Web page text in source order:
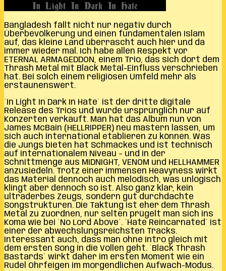
Bangladesh fällt nicht nur negativ durch
Überbevölkerung und einen fundamentalen Islam
auf, das kleine Land überrascht auch hier und da
immer wieder mal. Ich habe allen Respekt vor
ETERNAL ARMAGEDDON, einem Trio, das sich dort dem
Thrash Metal mit Black Metal-Einfluss verschrieben
hat. Bei solch einem religiösen Umfeld mehr als
erstaunenswert.
`In Light In Dark In Hate` ist der dritte digitale
Release des Trios und wurde ursprünglich nur auf
Konzerten verkauft. Man hat das Album nun von
James McBain (HELLRIPPER) neu mastern lassen, um
sich auch international etablieren zu können. Was
die Jungs bieten hat Schmackes und ist technisch
auf internationalem Niveau – und in der
Schnittmenge aus MIDNIGHT, VENOM und HELLHAMMER
anzusiedeln. Trotz einer immensen Heavyness wirkt
das Material dennoch auch melodisch, was unlogisch
klingt aber dennoch so ist. Also ganz klar, kein
ultraderbes Zeugs, sondern gut durchdachte
Songstrukturen. Die Taktung ist eher dem Thrash
Metal zu zuordnen, nur selten prügelt man sich ins
Koma wie bei `No Lord Above`. `Hate Reincarnated` ist
einer der abwechslungsreichsten Tracks.
Interessant auch, dass man ohne Intro gleich mit
dem ersten Song in die Vollen geht. `Black Thrash
Bastards` wirkt daher im ersten Moment wie ein
Rudel Ohrfeigen im morgendlichen Aufwach-Modus.